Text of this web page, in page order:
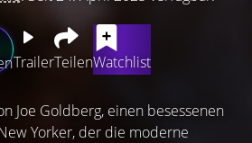
TrailerTeilenWatchlist
Joe Goldberg, einen besessenen
Yorker, der die moderne